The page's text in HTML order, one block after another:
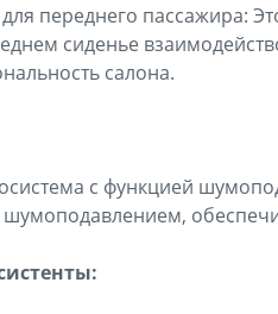
переднего пассажира:
сиденье
салона.
с функцией